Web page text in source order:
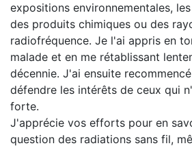
expositions environnementales,
des produits chimiques ou des
radiofréquence. Je l'ai appris en
malade et en me rétablissant
décennie. J'ai ensuite
défendre les intérêts de ceux qui
forte.
J'apprécie vos efforts pour en
question des radiations sans fil,